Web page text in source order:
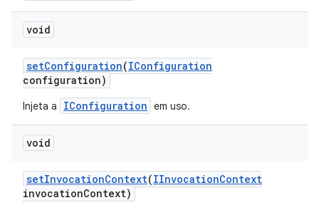
void
setConfiguration(IConfiguration
configuration)
Injeta a IConfiguration em uso.
void
setInvocationContext(IInvocationContext
invocationContext)